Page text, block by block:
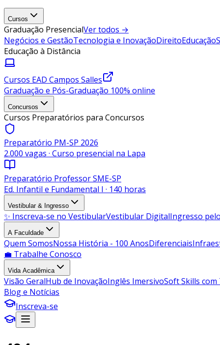
Cursos
Graduação PresencialVer todos →
Negócios e GestãoTecnologia e InovaçãoDireitoEducação
Educação à Distância
Cursos EAD Campos Salles
Graduação e Pós-Graduação 100% online
Concursos
Cursos Preparatórios para Concursos
Preparatório PM-SP 2026
2.000 vagas · Curso presencial na Lapa
Preparatório Professor SME-SP
Ed. Infantil e Fundamental I · 140 horas
Vestibular & Ingresso
✨ Inscreva-se no VestibularVestibular DigitalIngresso
A Faculdade
Quem SomosNossa História - 100 AnosDiferenciais
💼 Trabalhe Conosco
Vida Acadêmica
Visão GeralHub de InovaçãoInglês ImersivoSoft Skills
Blog e Notícias
Inscreva-se